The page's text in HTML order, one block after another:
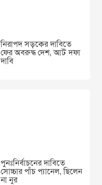
নিরাপদ সড়কের দাবিতে
ফের অবরুদ্ধ দেশ, আট দফা
দাবি
পুনঃনির্বাচনের দাবিতে
সোচ্চার পাঁচ প্যানেল, ছিলেন
না নুর